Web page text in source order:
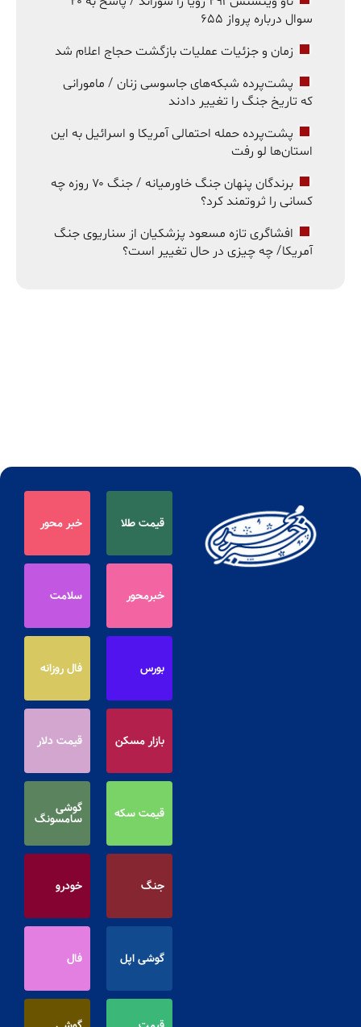
سوال درباره پرواز ۶۵۵
زمان و جزئیات عملیات بازگشت حجاج اعلام شد
پشت‌پرده شبکه‌های جاسوسی زنان / مامورانی
که تاریخ جنگ را تغییر دادند
پشت‌پرده حمله احتمالی آمریکا و اسرائیل به این
استان‌ها لو رفت
برندگان پنهان جنگ خاورمیانه / جنگ ۷۰ روزه چه
کسانی را ثروتمند کرد؟
افشاگری تازه مسعود پزشکیان از سناریوی جنگ
آمریکا/ چه چیزی در حال تغییر است؟
قیمت طلا خبر محور
خبرمحور سلامت
بورس فال روزانه
بازار مسکن قیمت دلار
قیمت سکه گوشی
سامسونگ
جنگ خودرو
گوشی اپل فال